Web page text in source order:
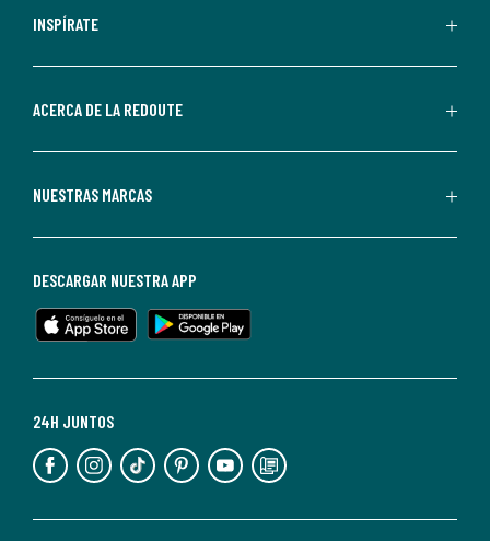
personalizadas
parte
Redoute.
de
en
cualquier
Para
información,
puedes
nuestra
INSPÍRATE
ACERCA DE LA REDOUTE
NUESTRAS MARCAS
24H JUNTOS
DESCARGAR NUESTRA APP